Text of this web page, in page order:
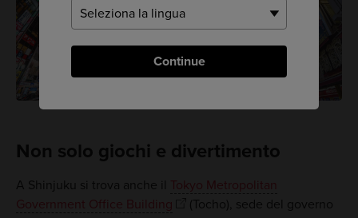
Continue
Non solo giochi e divertimento
A Shinjuku si trova anche il Tokyo Metropolitan
Government Office Building
(Tocho), sede del governo